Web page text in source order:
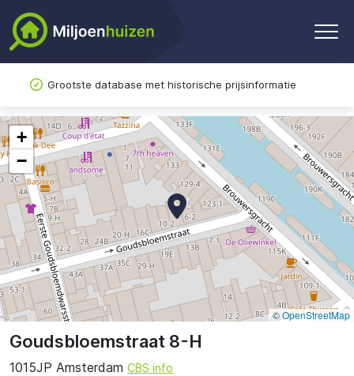
Grootste database met historische prijsinformatie
Goudsbloemstraat 8-H
1015JP Amsterdam CBS info
+
−
©OpenStreetMap